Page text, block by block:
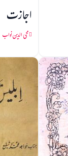
اجازت
محی الدین نواب